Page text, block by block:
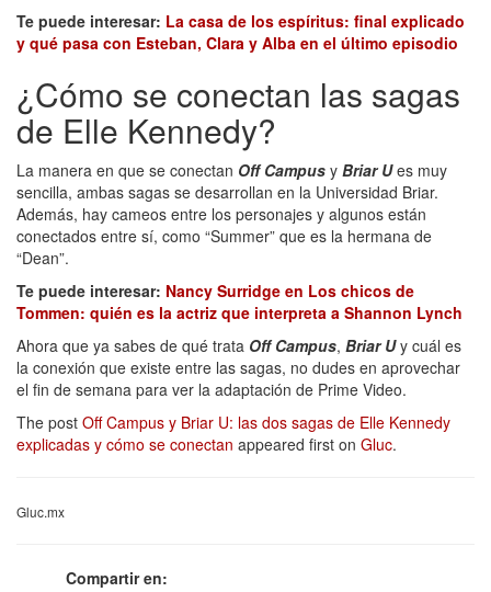
Te puede interesar: La casa de los espíritus: final explicado
y qué pasa con Esteban, Clara y Alba en el último episodio
¿Cómo se conectan las sagas
de Elle Kennedy?
La manera en que se conectan Off Campus y Briar Ues muy
sencilla, ambas sagas se desarrollan en la Universidad Briar.
Además, hay cameos entre los personajes y algunos están
conectados entre sí, como “Summer” que es la hermana de
“Dean”.
Te puede interesar: Nancy Surridge en Los chicos de
Tommen: quién es la actriz que interpreta a Shannon Lynch
Ahora que ya sabes de qué trata Off Campus, Briar Uy cuál es
la conexión que existe entre las sagas, no dudes en aprovechar
el fin de semana para ver la adaptación de Prime Video.
The post Off Campus y Briar U: las dos sagas de Elle Kennedy
explicadas y cómo se conectan appeared first on Gluc.
Gluc.mx
Compartir en: